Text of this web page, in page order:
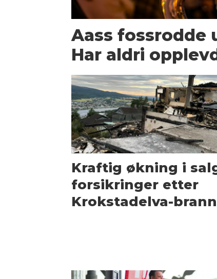
Aass fossrodde
Har aldri
Kraftig økning i
forsikringer etter
Krokstadelva-